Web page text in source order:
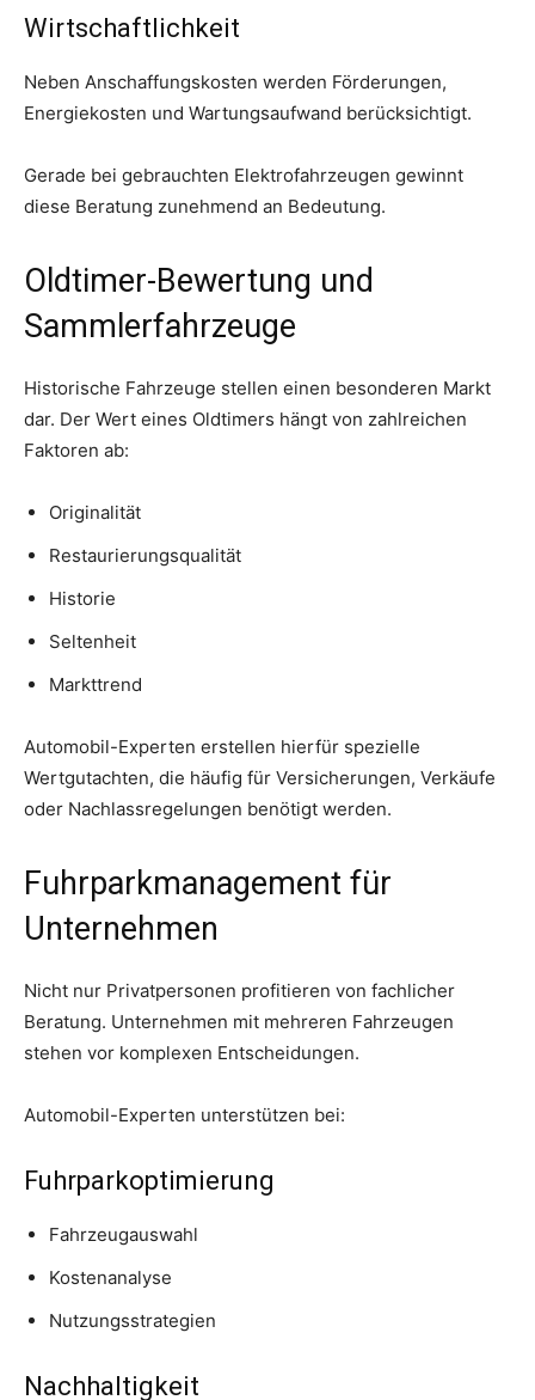
Wirtschaftlichkeit
Neben Anschaffungskosten werden Förderungen,
Energiekosten und Wartungsaufwand berücksichtigt.
Gerade bei gebrauchten Elektrofahrzeugen gewinnt
diese Beratung zunehmend an Bedeutung.
Oldtimer-Bewertung und
Sammlerfahrzeuge
Historische Fahrzeuge stellen einen besonderen Markt
dar. Der Wert eines Oldtimers hängt von zahlreichen
Faktoren ab:
Originalität
Restaurierungsqualität
Historie
Seltenheit
Markttrend
Automobil-Experten erstellen hierfür spezielle
Wertgutachten, die häufig für Versicherungen, Verkäufe
oder Nachlassregelungen benötigt werden.
Fuhrparkmanagement für
Unternehmen
Nicht nur Privatpersonen profitieren von fachlicher
Beratung. Unternehmen mit mehreren Fahrzeugen
stehen vor komplexen Entscheidungen.
Automobil-Experten unterstützen bei:
Fuhrparkoptimierung
Fahrzeugauswahl
Kostenanalyse
Nutzungsstrategien
Nachhaltigkeit